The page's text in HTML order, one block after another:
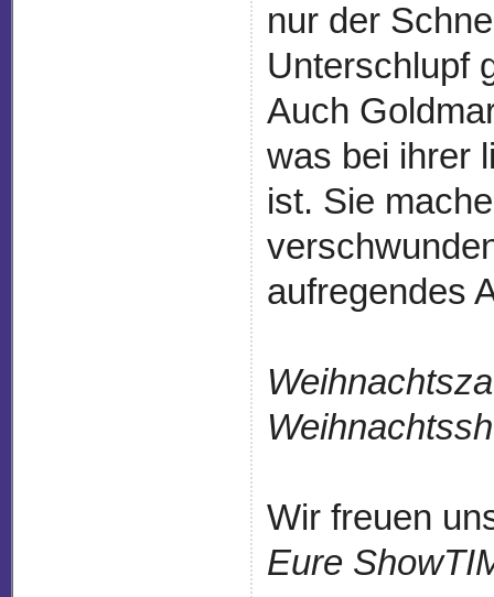
nur der
Unterschlupf
Auch
was bei ihrer
ist. Sie
aufregendes
Wir freuen
Eure